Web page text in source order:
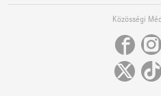
Közösségi